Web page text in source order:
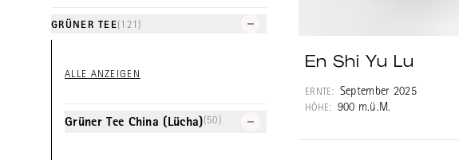
GRÜNER TEE(121)
ALLE ANZEIGEN
Grüner Tee China (Lücha)(50)
En Shi Yu Lu
ERNTE: September 2025
HÖHE: 900 m.ü.M.